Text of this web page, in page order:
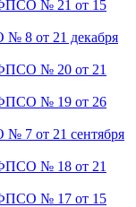
ФПСО № 21 от 15
8 от 21 декабря
№ 20 от 21
ФПСО № 19 от 26
7 от 21 сентября
№ 18 от 21
ФПСО № 17 от 15